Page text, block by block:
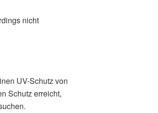
nicht
UV-Schutz von
Schutz erreicht,